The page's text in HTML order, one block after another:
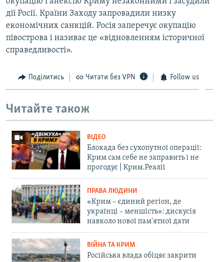
дії Росії. Країни Заходу запровадили низку
економічних санкцій. Росія заперечує окупацію
півострова і називає це «відновленням історичної
справедливості».
Поділитись Читати без VPN Follow us
Читайте також
ВІДЕО
Блокада без сухопутної операції:
Крим сам себе не заправить і не
прогодує | Крим.Реалії
ПРАВА ЛЮДИНИ
«Крим – єдиний регіон, де
українці – меншість»: дискусія
навколо нової пам'ятної дати
ВІЙНА ТА КРИМ
Російська влада обіцяє закрити